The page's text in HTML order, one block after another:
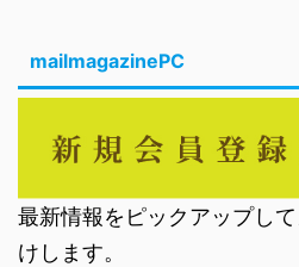
mailmagazinePC
最新情報をピックアップし
けします。